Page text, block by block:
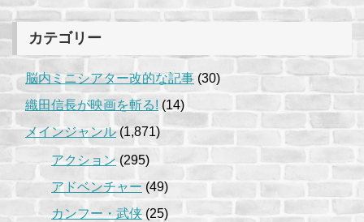
カテゴリー
脳内ミニシアター改的な記事 (30)
織田信長が映画を斬る! (14)
メインジャンル(1,871)
アクション (295)
アドベンチャー (49)
カンフー・武侠 (25)